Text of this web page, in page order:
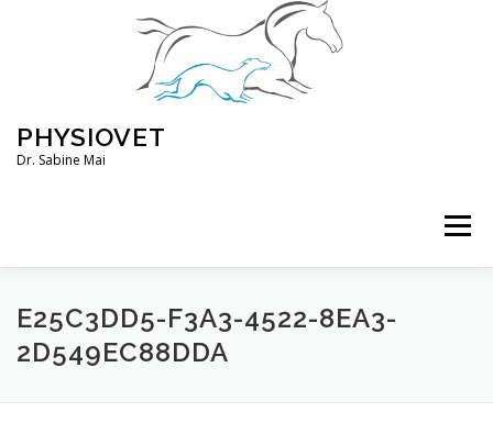
PHYSIOVET
Dr. Sabine Mai
Menü
ÜBER MICH KURSE VERANSTALTUNGEN
E25C3DD5-F3A3-4522-8EA3-
2D549EC88DDA